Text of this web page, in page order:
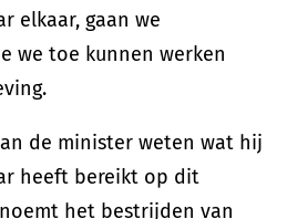
elkaar, gaan we
we toe kunnen werken
de minister weten wat hij
heeft bereikt op dit
het bestrijden van